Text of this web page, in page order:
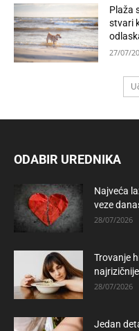
Plaža
stvari
27/07/
ODABIR UREDNIKA
Najveća
veze
28/07/2026
Trovanje
28/07/2026
Jedan